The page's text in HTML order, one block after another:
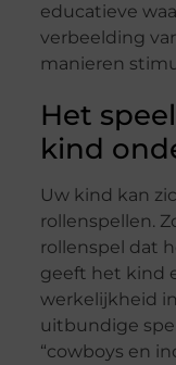
educatieve
verbeelding
manieren
Het
kind
Uw kind kan
rollenspellen.
rollenspel dat
geeft het kind
werkelijkheid
uitbundige
“cowboys en